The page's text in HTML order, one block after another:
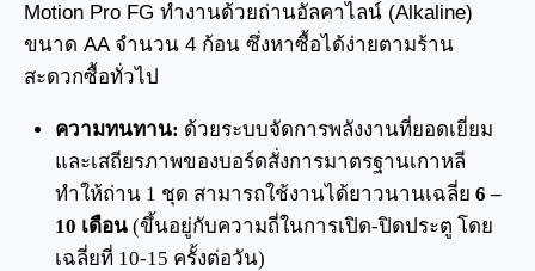
Motion Pro FG ทำงานด้วยถ่านอัลคาไลน์ (Alkaline)
ขนาด AA จำนวน 4 ก้อน ซึ่งหาซื้อได้ง่ายตามร้าน
สะดวกซื้อทั่วไป
ความทนทาน: ด้วยระบบจัดการพลังงานที่ยอดเยี่ยม
และเสถียรภาพของบอร์ดสั่งการมาตรฐานเกาหลี
ทำให้ถ่าน 1 ชุด สามารถใช้งานได้ยาวนานเฉลี่ย 6 –
10 เดือน(ขึ้นอยู่กับความถี่ในการเปิด-ปิดประตู โดย
เฉลี่ยที่ 10-15 ครั้งต่อวัน)